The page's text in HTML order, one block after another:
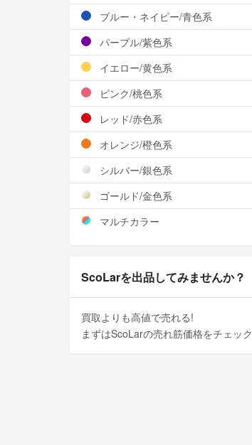
ブルー・ネイビー/青色系
パープル/紫色系
イエロー/黄色系
ピンク/桃色系
レッド/赤色系
オレンジ/橙色系
シルバー/銀色系
ゴールド/金色系
マルチカラー
ScoLarを出品してみませんか？
買取よりも高値で売れる!
まずはScoLarの売れ筋価格をチェック